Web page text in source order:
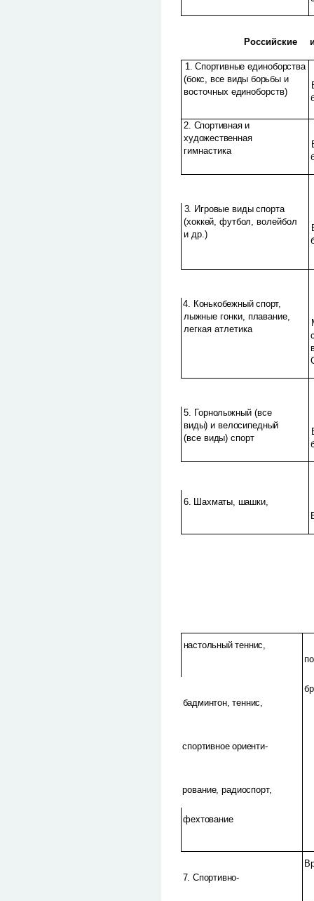
Российские
1. Спортивныеединоборства
(бокс, все виды борьбы и
восточных единоборств)
2. Спортивная и
художественная
гимнастика
3. Игровые виды спорта
(хоккей, футбол, волейбол
и др.)
4. Конькобежный спорт,
лыжные гонки, плавание,
легкая атлетика
5. Горнолыжный (все
виды) и велосипедный
(все виды) спорт
6. Шахматы, шашки,
настольный теннис,
бадминтон, теннис,
спортивное ориенти-
рование, радиоспорт,
фехтование
7. Спортивно-